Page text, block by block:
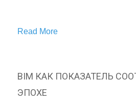
Read More
BIM КАК ПОКАЗАТЕЛЬ
ЭПОХЕ